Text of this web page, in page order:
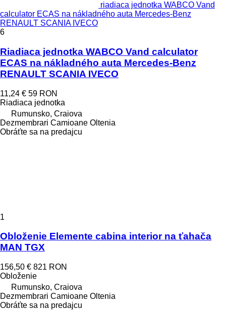
riadiaca jednotka WABCO Vand
calculator ECAS na nákladného auta Mercedes-Benz
RENAULT SCANIA IVECO
6
Riadiaca jednotka WABCO Vand calculator
ECAS na nákladného auta Mercedes-Benz
RENAULT SCANIA IVECO
11,24 € 59 RON
Riadiaca jednotka
Rumunsko, Craiova
Dezmembrari Camioane Oltenia
Obráťte sa na predajcu
1
Obloženie Elemente cabina interior na ťahača
MAN TGX
156,50 € 821 RON
Obloženie
Rumunsko, Craiova
Dezmembrari Camioane Oltenia
Obráťte sa na predajcu